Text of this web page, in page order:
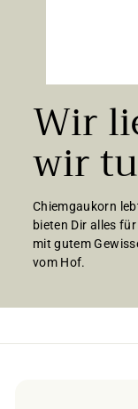
Wir
wir
Chiemgaukorn
bieten Dir alles
mit gutem
vom Hof.